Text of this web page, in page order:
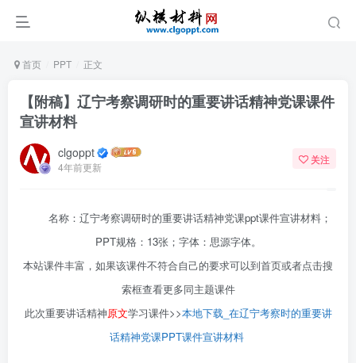
首页 PPT 正文
【附稿】辽宁考察调研时的重要讲话精神党课课件
宣讲材料
clgoppt
4年前更新
关注
名称：辽宁考察调研时的重要讲话精神党课ppt课件宣讲材料；
PPT规格：13张；字体：思源字体。
本站课件丰富，如果该课件不符合自己的要求可以到首页或者点击搜
索框查看更多同主题课件
此次重要讲话精神原文学习课件>>本地下载_在辽宁考察时的重要讲
话精神党课PPT课件宣讲材料